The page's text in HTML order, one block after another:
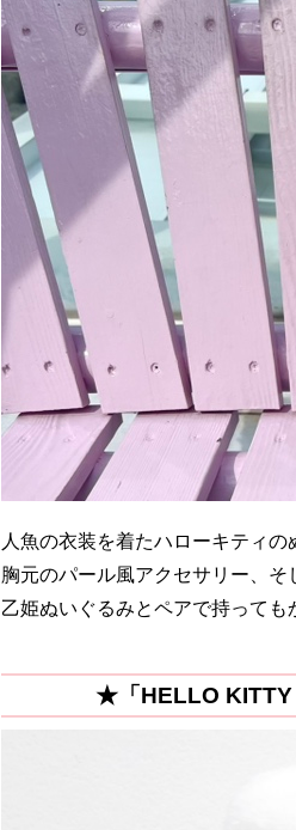
人魚の衣装を着たハローキティの
胸元のパール風アクセサリー、
乙姫ぬいぐるみとペアで持っても
★「HELLO